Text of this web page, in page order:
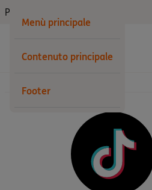
Menù principale
Contenuto principale
Footer
Privati